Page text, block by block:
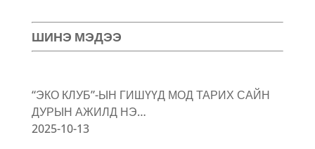
ШИНЭ МЭДЭЭ
“ЭКО КЛУБ”-ЫН ГИШҮҮД МОД ТАРИХ САЙН
ДУРЫН АЖИЛД НЭ…
2025-10-13